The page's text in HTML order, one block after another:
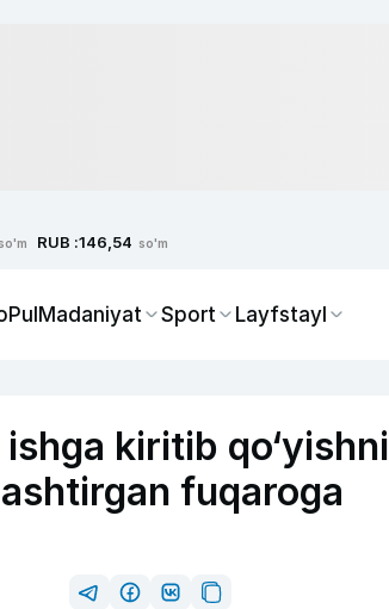
so'm RUB :146,54 so'm
PulMadaniyat Sport Layfstayl
kiritib qo‘yishni
fuqaroga